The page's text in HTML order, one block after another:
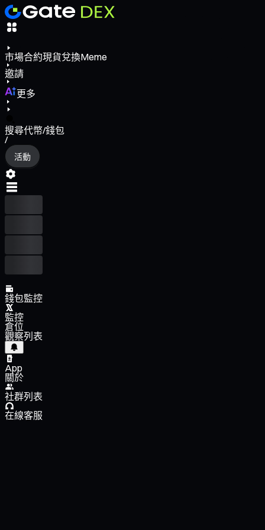
市場合約現貨兌換Meme
邀請
更多
搜尋代幣/錢包
/
活動
錢包監控
監控
倉位
觀察列表
App
關於
社群列表
在線客服